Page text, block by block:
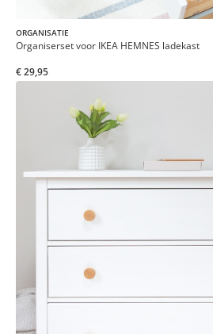
ORGANISATIE
Organiserset voor IKEA HEMNES ladekast
€ 29,95